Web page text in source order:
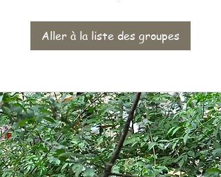
Aller à la liste des groupes